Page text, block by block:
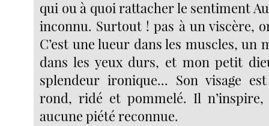
qui ou à quoi rattacher le sentiment
inconnu. Surtout ! pas à un viscère,
C’est une lueur dans les muscles, un
dans les yeux durs, et mon petit
splendeur ironique... Son visage
rond, ridé et pommelé. Il
aucune piété reconnue.